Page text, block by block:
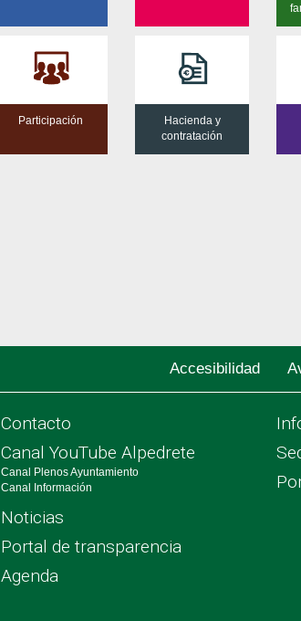
Participación
Hacienda y
contratación
Accesibilidad
Contacto
Canal YouTube Alpedrete
Canal Plenos Ayuntamiento
Canal Información
Noticias
Portal de transparencia
Agenda